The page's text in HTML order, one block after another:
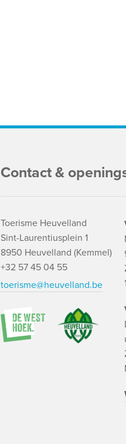
Contact &
Toerisme Heuvelland
Sint-Laurentiusplein 1
8950 Heuvelland (Kemmel)
+32 57 45 04 55
toerisme@heuvelland.be